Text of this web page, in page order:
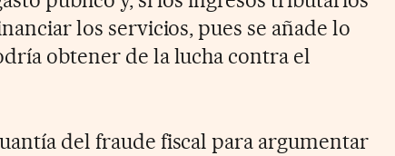
los servicios, pues se añade lo
obtener de la lucha contra el
del fraude fiscal para argumentar